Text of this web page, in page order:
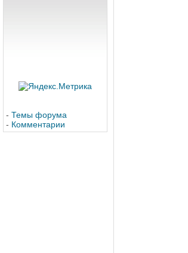
- Темы форума
- Комментарии